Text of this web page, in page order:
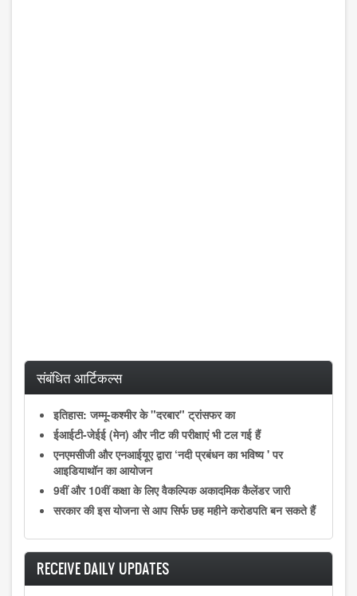
संबंधित आर्टिकल्स
इतिहास: जम्मू-कश्मीर के "दरबार" ट्रांसफर का
ईआईटी-जेईई (मेन) और नीट की परीक्षाएं भी टल गई हैं
एनएमसीजी और एनआईयूए द्वारा ‘नदी प्रबंधन का भविष्य ' पर
आइडियाथॉन का आयोजन
9वीं और 10वीं कक्षा के लिए वैकल्पिक अकादमिक कैलेंडर जारी
सरकार की इस योजना से आप सिर्फ छह महीने करोडपति बन सकते हैं
RECEIVE DAILY UPDATES